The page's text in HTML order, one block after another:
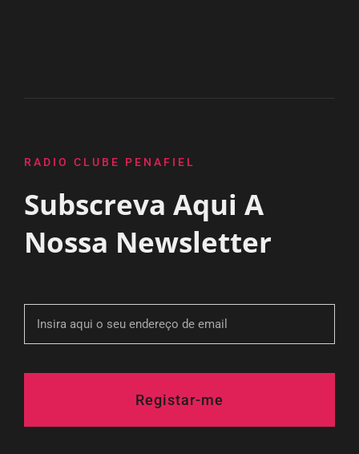
RADIO CLUBE PENAFIEL
Subscreva Aqui A
Nossa Newsletter
Registar-me